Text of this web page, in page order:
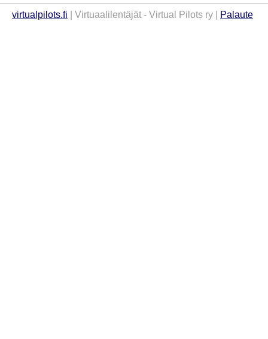
virtualpilots.fi | Virtuaalilentäjät - Virtual Pilots ry | Palaute